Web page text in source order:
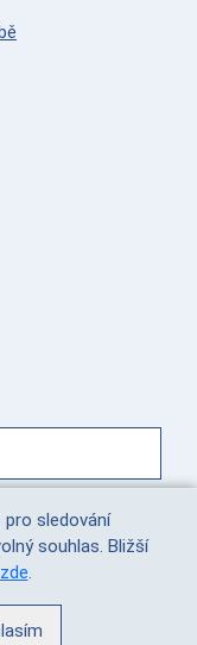
instagram
sledování
souhlas. Bližší
zde.